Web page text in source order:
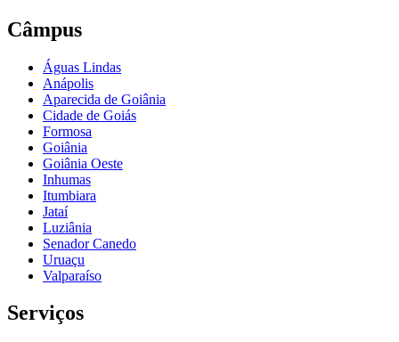
Câmpus
Águas Lindas
Anápolis
Aparecida de Goiânia
Cidade de Goiás
Formosa
Goiânia
Goiânia Oeste
Inhumas
Itumbiara
Jataí
Luziânia
Senador Canedo
Uruaçu
Valparaíso
Serviços